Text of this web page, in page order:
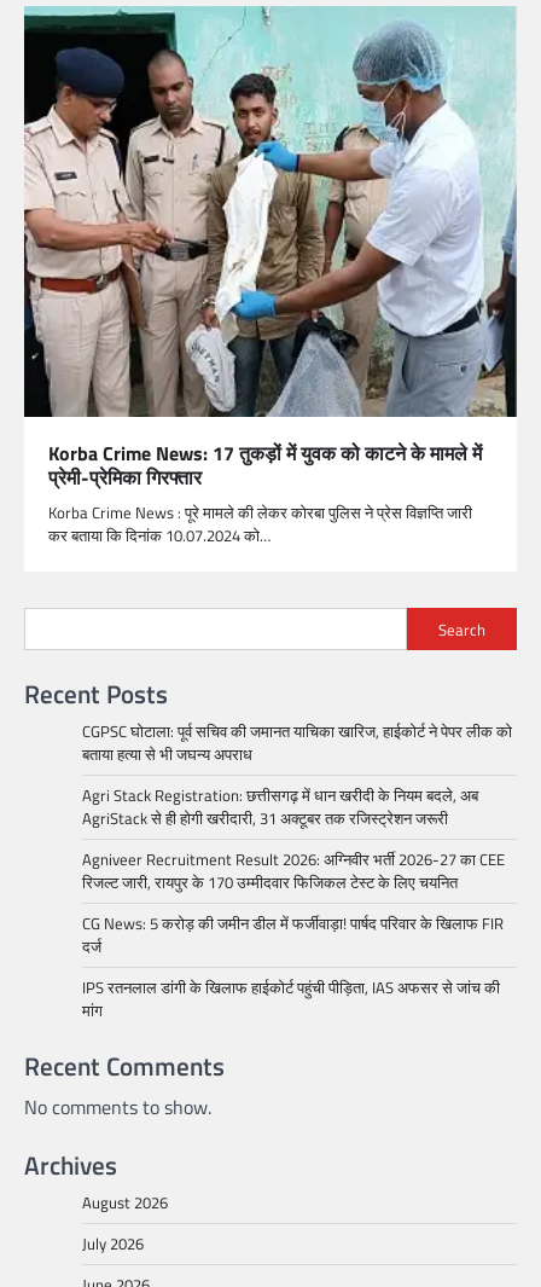
Korba Crime News: 17 तुकड़ों में युवक को काटने के मामले में
प्रेमी-प्रेमिका गिरफ्तार
Korba Crime News : पूरे मामले की लेकर कोरबा पुलिस ने प्रेस विज्ञप्ति जारी
कर बताया कि दिनांक 10.07.2024 को…
Search
Recent Posts
CGPSC घोटाला: पूर्व सचिव की जमानत याचिका खारिज, हाईकोर्ट ने पेपर लीक को
बताया हत्या से भी जघन्य अपराध
Agri Stack Registration: छत्तीसगढ़ में धान खरीदी के नियम बदले, अब
AgriStack से ही होगी खरीदारी, 31 अक्टूबर तक रजिस्ट्रेशन जरूरी
Agniveer Recruitment Result 2026: अग्निवीर भर्ती 2026-27 का CEE
रिजल्ट जारी, रायपुर के 170 उम्मीदवार फिजिकल टेस्ट के लिए चयनित
CG News: 5 करोड़ की जमीन डील में फर्जीवाड़ा! पार्षद परिवार के खिलाफ FIR
दर्ज
IPS रतनलाल डांगी के खिलाफ हाईकोर्ट पहुंची पीड़िता, IAS अफसर से जांच की
मांग
Recent Comments
No comments to show.
Archives
August 2026
July 2026